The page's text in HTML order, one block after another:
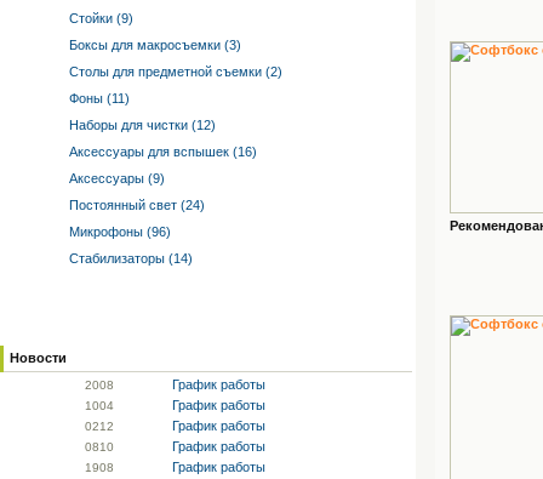
Стойки (9)
Боксы для макросъемки (3)
Столы для предметной съемки (2)
Фоны (11)
Наборы для чистки (12)
Аксессуары для вспышек (16)
Аксессуары (9)
Постоянный свет (24)
Микрофоны (96)
Стабилизаторы (14)
Новости
2008 График работы
1004 График работы
0212 График работы
0810 График работы
1908 График работы